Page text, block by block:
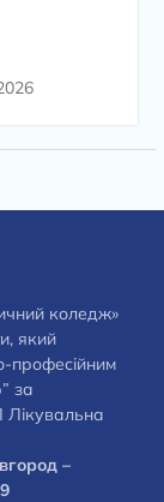
коледж»
який
професійним
за
Лікувальна
–